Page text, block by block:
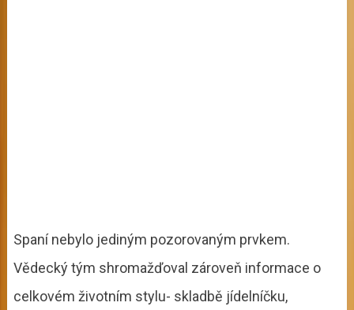
Spaní nebylo jediným pozorovaným prvkem.
Vědecký tým shromažďoval zároveň informace o
celkovém životním stylu- skladbě jídelníčku,